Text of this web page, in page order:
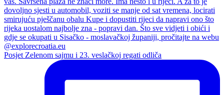
Posjet Zelenom sajmu i 23. veslačkoj regati odliča